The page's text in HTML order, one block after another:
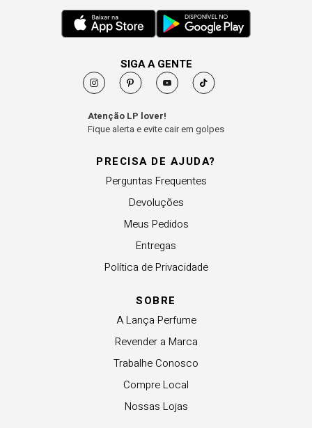
PRECISA DE AJUDA?
Perguntas Frequentes
Devoluções
Meus Pedidos
Entregas
Política de Privacidade
SOBRE
A Lança Perfume
Revender a Marca
Trabalhe Conosco
Compre Local
Nossas Lojas
SIGA A GENTE
Atenção LP lover!
Fique alerta e evite cair em golpes